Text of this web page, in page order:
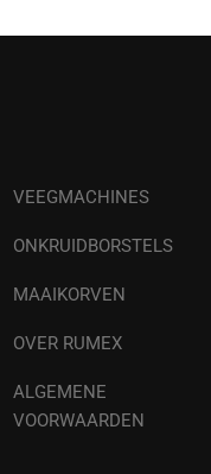
VEEGMACHINES
ONKRUIDBORSTELS
MAAIKORVEN
OVER RUMEX
ALGEMENE
VOORWAARDEN